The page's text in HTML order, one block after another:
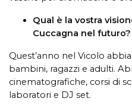
Qual è la vostra
Cuccagna nel futuro?
Quest’anno nel Vicolo
bambini, ragazzi e adulti.
cinematografiche, corsi di
laboratori e DJ set.